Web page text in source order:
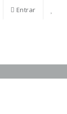
Entrar